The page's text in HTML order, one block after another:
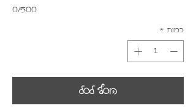
0/500
כמות *
הוסף לסל